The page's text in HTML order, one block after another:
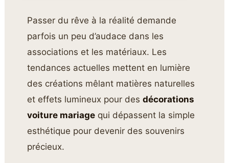
Passer du rêve à la réalité demande
parfois un peu d’audace dans les
associations et les matériaux. Les
tendances actuelles mettent en lumière
des créations mêlant matières naturelles
et effets lumineux pour desdécorations
voiture mariage qui dépassent la simple
esthétique pour devenir des souvenirs
précieux.